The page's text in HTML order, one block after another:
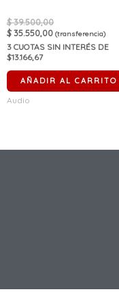
$39.500,00
$35.550,00 (transferencia)
3 CUOTAS SIN INTERÉS DE
$13.166,67
AÑADIR AL CARRITO
Audio